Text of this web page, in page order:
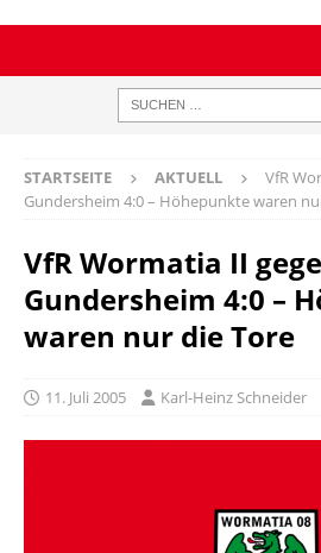
STARTSEITE AKTUELL
VfR
Gundersheim 4:0 – Höhepunkte waren
VfR Wormatia II
Gundersheim 4:0 –
waren nur die Tore
11. Juli 2005 Karl-Heinz Schneider